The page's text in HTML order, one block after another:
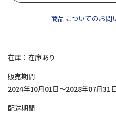
商品についてのお問
在庫
在庫あり
販売期間
2024年10月01日～2028年07月31日
配送期間